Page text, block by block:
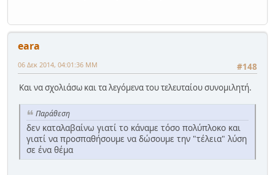
eara
#148
06 Δεκ 2014, 04:01:36 ΜΜ
Και να σχολιάσω και τα λεγόμενα του τελευταίου συνομιλητή.
Παράθεση
δεν καταλαβαίνω γιατί το κάναμε τόσο πολύπλοκο και
γιατί να προσπαθήσουμε να δώσουμε την "τέλεια" λύση
σε ένα θέμα